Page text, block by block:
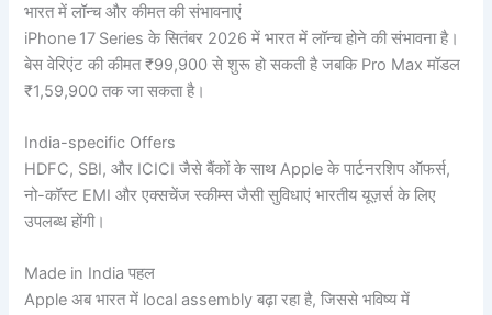
भारत में लॉन्च और कीमत की संभावनाएं
iPhone 17 Series के सितंबर 2026 में भारत में लॉन्च होने की संभावना है।
बेस वेरिएंट की कीमत ₹99,900 से शुरू हो सकती है जबकि Pro Max मॉडल
₹1,59,900 तक जा सकता है।
India-specific Offers
HDFC, SBI, और ICICI जैसे बैंकों के साथ Apple के पार्टनरशिप ऑफर्स,
नो-कॉस्ट EMI और एक्सचेंज स्कीम्स जैसी सुविधाएं भारतीय यूज़र्स के लिए
उपलब्ध होंगी।
Made in India पहल
Apple अब भारत में local assembly बढ़ा रहा है, जिससे भविष्य में